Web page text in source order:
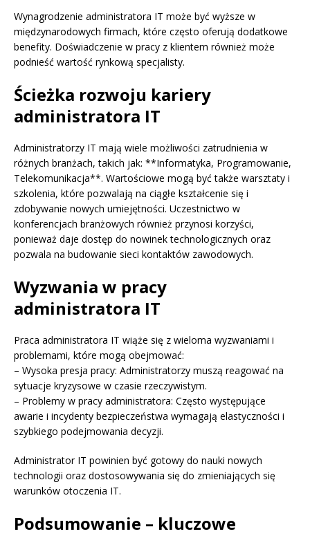
Wynagrodzenie administratora IT może być wyższe w
międzynarodowych firmach, które często oferują dodatkowe
benefity. Doświadczenie w pracy z klientem również może
podnieść wartość rynkową specjalisty.
Ścieżka rozwoju kariery
administratora IT
Administratorzy IT mają wiele możliwości zatrudnienia w
różnych branżach, takich jak: **Informatyka, Programowanie,
Telekomunikacja**. Wartościowe mogą być także warsztaty i
szkolenia, które pozwalają na ciągłe kształcenie się i
zdobywanie nowych umiejętności. Uczestnictwo w
konferencjach branżowych również przynosi korzyści,
ponieważ daje dostęp do nowinek technologicznych oraz
pozwala na budowanie sieci kontaktów zawodowych.
Wyzwania w pracy
administratora IT
Praca administratora IT wiąże się z wieloma wyzwaniami i
problemami, które mogą obejmować:
– Wysoka presja pracy: Administratorzy muszą reagować na
sytuacje kryzysowe w czasie rzeczywistym.
– Problemy w pracy administratora: Często występujące
awarie i incydenty bezpieczeństwa wymagają elastyczności i
szybkiego podejmowania decyzji.
Administrator IT powinien być gotowy do nauki nowych
technologii oraz dostosowywania się do zmieniających się
warunków otoczenia IT.
Podsumowanie – kluczowe